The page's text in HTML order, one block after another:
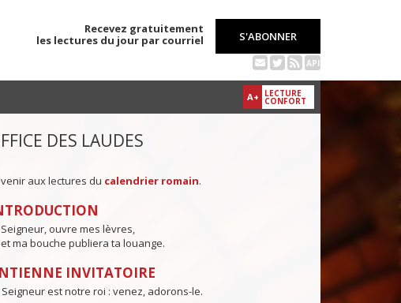
Recevez gratuitement
les lectures du jour par courriel
S'ABONNER
API
A+ LECTURE
CONFORT
DES LAUDES
aux lectures du calendrier romain.
ouvre mes lèvres,
ma bouche publiera ta louange.
INVITATOIRE
Seigneur est notre roi : venez, adorons-le.